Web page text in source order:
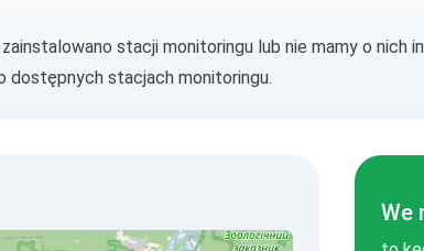
stacji monitoringu lub nie mamy o nich
dostępnych stacjach monitoringu.
We